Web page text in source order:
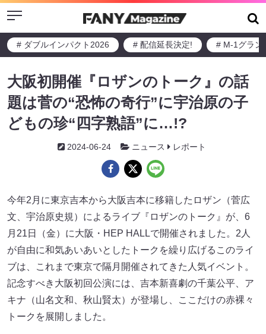
Menu
# ダブルインパクト2026 # 配信延長決定! # M-1グラン
大阪初開催『ロザンのトーク』の話
題は菅の“恐怖の奇行”に宇治原の子
どもの珍“四字熟語”に…!?
2024-06-24 ニュース レポート
今年2月に東京吉本から大阪吉本に移籍したロザン（菅広
文、宇治原史規）によるライブ『ロザンのトーク』が、6
月21日（金）に大阪・HEP HALLで開催されました。2人
が自由に和気あいあいとしたトークを繰り広げるこのライ
ブは、これまで東京で隔月開催されてきた人気イベント。
記念すべき大阪初回公演には、吉本新喜劇の千葉公平、ア
キナ（山名文和、秋山賢太）が登場し、ここだけの赤裸々
トークを展開しました。